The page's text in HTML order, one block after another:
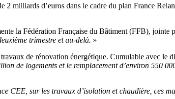
milliards d’euros dans le cadre du plan France
la Fédération Française du Bâtiment (FFB),
trimestre et au-delà. »
de rénovation énergétique. Cumulable avec le
de logements et le remplacement d’environ 550
CEE, sur les travaux d’isolation et chaudière, ces